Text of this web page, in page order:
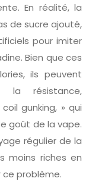
En réalité, la
de sucre ajouté,
pour imiter
Bien que ces
ils peuvent
la résistance,
gunking, » qui
goût de la vape.
régulier de la
moins riches en
problème.